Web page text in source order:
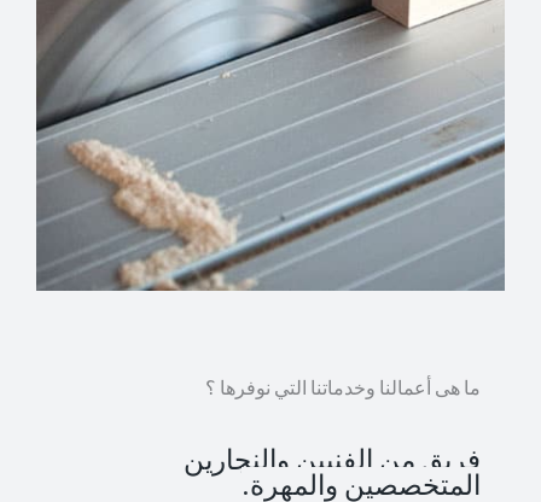
ما هى أعمالنا وخدماتنا التي نوفرها ؟
فريق من الفنيين والنجارين
المتخصصين والمهرة.